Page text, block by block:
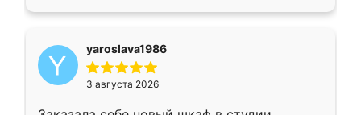
yaroslava1986
3 августа 2026